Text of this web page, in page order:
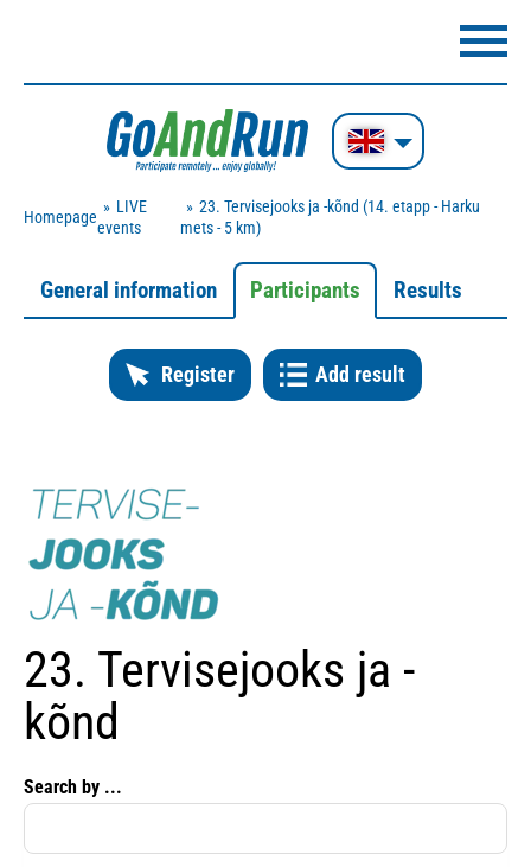
Homepage
LIVE
events
23. Tervisejooks ja -kõnd (14. etapp - Harku
mets - 5 km)
General information Participants Results
Register Add result
23. Tervisejooks ja -
kõnd
Search by ...